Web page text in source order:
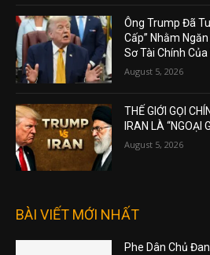
Ông Trump Đã
Cấp” Nhằm
Sơ Tài Chính
August 5, 2026
THẾ GIỚI GỌI
IRAN LÀ “NGOẠI
August 5, 2026
BÀI VIẾT MỚI NHẤT
Phe Dân Chủ